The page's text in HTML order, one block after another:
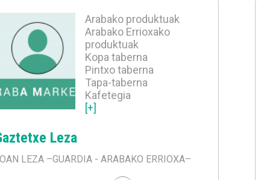
Arabako produktuak
Arabako Errioxako
produktuak
Kopa taberna
Pintxo taberna
Tapa-taberna
Kafetegia
[+]
Leza
LEZA –GUARDIA - ARABAKO ERRIOXA–